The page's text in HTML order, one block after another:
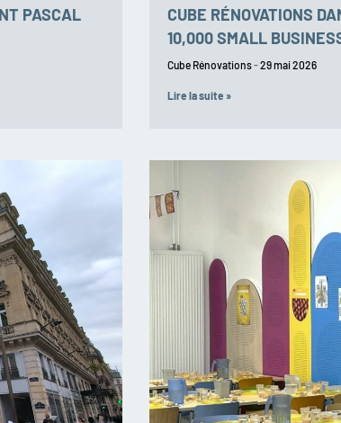
PASCAL
CUBE RÉNOVATIONS
10,000 SMALL
Cube Rénovations 29 mai 2026
Lire la suite »